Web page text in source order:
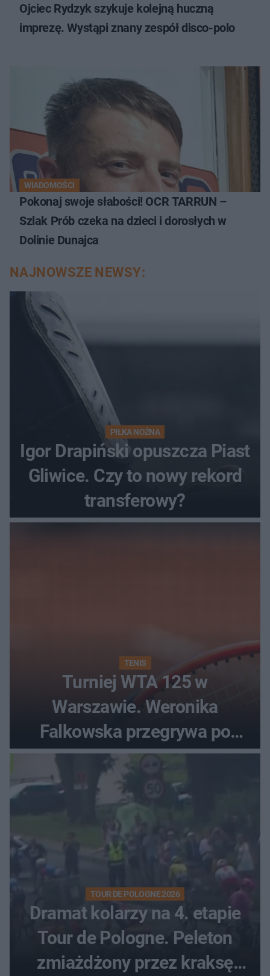
Ojciec Rydzyk szykuje kolejną huczną
imprezę. Wystąpi znany zespół disco-polo
WIADOMOŚCI
Pokonaj swoje słabości! OCR TARRUN –
Szlak Prób czeka na dzieci i dorosłych w
Dolinie Dunajca
NAJNOWSZE NEWSY:
PIŁKA NOŻNA
Igor Drapiński opuszcza Piast
Gliwice. Czy to nowy rekord
transferowy?
TENIS
Turniej WTA 125 w
Warszawie. Weronika
Falkowska przegrywa po
zaciętym boju
TOUR DE POLOGNE 2026
Dramat kolarzy na 4. etapie
Tour de Pologne. Peleton
zmiażdżony przez kraksę